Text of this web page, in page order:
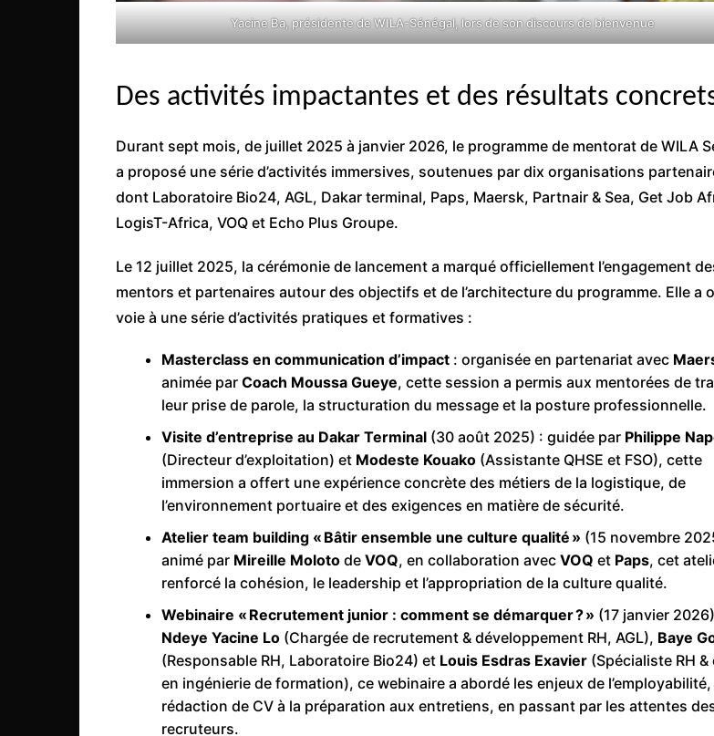
Yacine Ba, présidente de WILA-Sénégal, lors de son discours de bienvenue
Des activités impactantes et des résultats
Durant sept mois, de juillet 2025 à janvier 2026, le programme de mentorat de WILA
a proposé une série d’activités immersives, soutenues par dix organisations
dont Laboratoire Bio24, AGL, Dakar terminal, Paps, Maersk, Partnair & Sea, Get Job
LogisT-Africa, VOQ et Echo Plus Groupe.
Le 12 juillet 2025, la cérémonie de lancement a marqué officiellement l’engagement
mentors et partenaires autour des objectifs et de l’architecture du programme. Elle a
voie à une série d’activités pratiques et formatives :
Masterclass en communication d’impact : organisée en partenariat avec
animée par Coach Moussa Gueye, cette session a permis aux mentorées de
leur prise de parole, la structuration du message et la posture professionnelle.
Visite d’entreprise au Dakar Terminal (30 août 2025) : guidée par Philippe
(Directeur d’exploitation) et Modeste Kouako (Assistante QHSE et FSO), cette
immersion a offert une expérience concrète des métiers de la logistique, de
l’environnement portuaire et des exigences en matière de sécurité.
Atelier team building « Bâtir ensemble une culture qualité » (15 novembre
animé par Mireille Moloto de VOQ, en collaboration avec VOQ et Paps, cet
renforcé la cohésion, le leadership et l’appropriation de la culture qualité.
Webinaire « Recrutement junior : comment se démarquer ? » (17 janvier
Ndeye Yacine Lo (Chargée de recrutement & développement RH, AGL), Baye
(Responsable RH, Laboratoire Bio24) et Louis Esdras Exavier (Spécialiste RH
en ingénierie de formation), ce webinaire a abordé les enjeux de l’employabilité,
rédaction de CV à la préparation aux entretiens, en passant par les attentes
recruteurs.